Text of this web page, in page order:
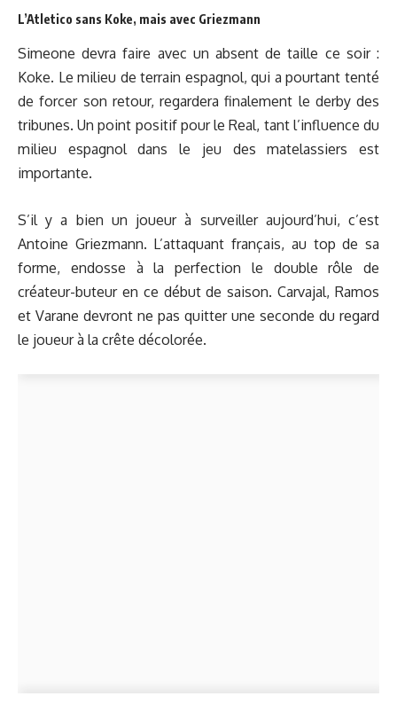
L’Atletico sans Koke, mais avec Griezmann
Simeone devra faire avec un absent de taille ce soir :
Koke. Le milieu de terrain espagnol, qui a pourtant tenté
de forcer son retour, regardera finalement le derby des
tribunes. Un point positif pour le Real, tant l’influence du
milieu espagnol dans le jeu des matelassiers est
importante.
S’il y a bien un joueur à surveiller aujourd’hui, c’est
Antoine Griezmann. L’attaquant français, au top de sa
forme, endosse à la perfection le double rôle de
créateur-buteur en ce début de saison. Carvajal, Ramos
et Varane devront ne pas quitter une seconde du regard
le joueur à la crête décolorée.